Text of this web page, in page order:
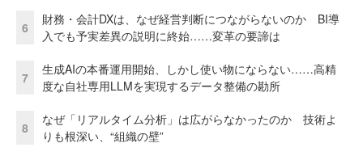
6
財務・会計DXは、なぜ経営判断につながらないのか BI導
入でも予実差異の説明に終始……変革の要諦は
7
生成AIの本番運用開始、しかし使い物にならない……高精
度な自社専用LLMを実現するデータ整備の勘所
8
なぜ「リアルタイム分析」は広がらなかったのか 技術よ
りも根深い、“組織の壁”